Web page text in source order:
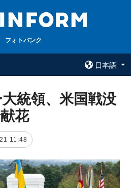
フォトバンク
日本語
コンタクト
統領、米国戦没
花
11:48